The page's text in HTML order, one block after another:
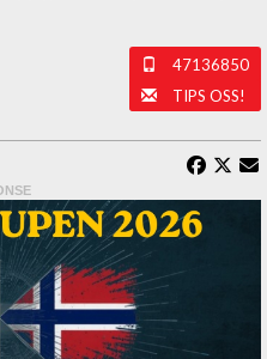
47136850
TIPS OSS!